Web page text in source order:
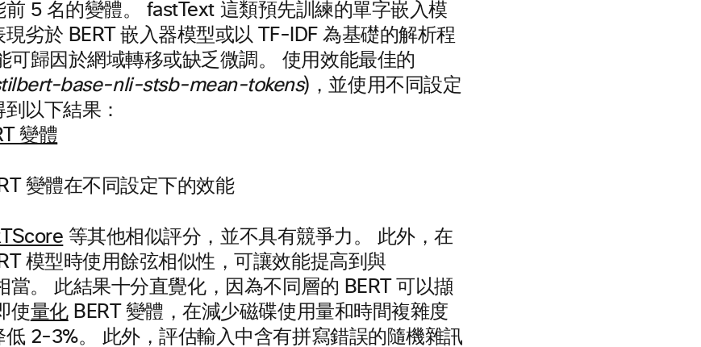
5 名的變體。 fastText 這類預先訓練的單字嵌入模
劣於 BERT 嵌入器模型或以 TF-IDF 為基礎的解析程
可歸因於網域轉移或缺乏微調。 使用效能最佳的
base-nli-stsb-mean-tokens)，並使用不同設定
以下結果：
變體在不同設定下的效能
等其他相似評分，並不具有競爭力。 此外，在
模型時使用餘弦相似性，可讓效能提高到與
當。 此結果十分直覺化，因為不同層的 BERT 可以擷
使量化BERT 變體，在減少磁碟使用量和時間複雜度
低 2-3%。 此外，評估輸入中含有拼寫錯誤的隨機雜訊